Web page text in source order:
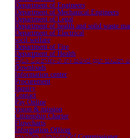
Department of Engineers
Department of Mechanical Engineers
Department of Legal
Department of health and solid waste
Department of Electrical
socil welfare
Department of Fire
Department of Health
ක්‍රීඩා විනෝදාංශ හා සමාජ සුභ සාධන
Downloads
Information center
Procurement
Inquiry
Contact
Pay Online
vision & mission
Citizenship Charter
Flowcharts
Information Officer